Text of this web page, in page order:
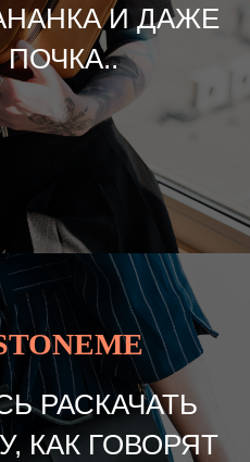
И ДАЖЕ
РАСКАЧАТЬ
КАК ГОВОРЯТ